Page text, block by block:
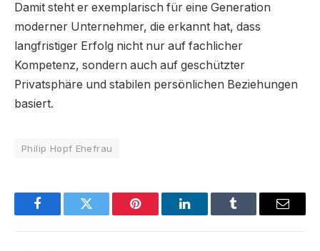
Damit steht er exemplarisch für eine Generation
moderner Unternehmer, die erkannt hat, dass
langfristiger Erfolg nicht nur auf fachlicher
Kompetenz, sondern auch auf geschützter
Privatsphäre und stabilen persönlichen Beziehungen
basiert.
Philip Hopf Ehefrau
FacebookTwitter Pinterest LinkedInTumblr Email